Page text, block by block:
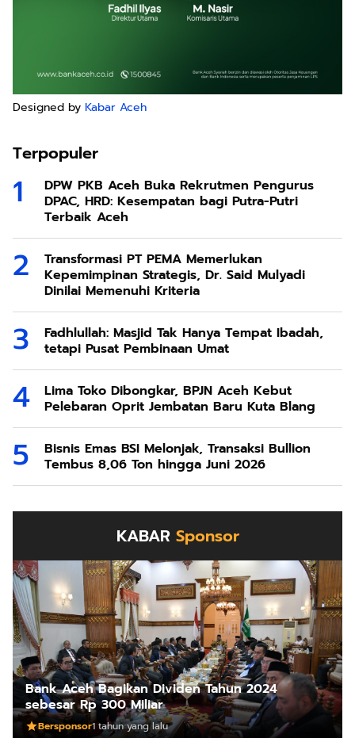
Designed by Kabar Aceh
Terpopuler
DPW PKB Aceh Buka Rekrutmen Pengurus
DPAC, HRD: Kesempatan bagi Putra-Putri
Terbaik Aceh
Transformasi PT PEMA Memerlukan
Kepemimpinan Strategis, Dr. Said Mulyadi
Dinilai Memenuhi Kriteria
Fadhlullah: Masjid Tak Hanya Tempat Ibadah,
tetapi Pusat Pembinaan Umat
Lima Toko Dibongkar, BPJN Aceh Kebut
Pelebaran Oprit Jembatan Baru Kuta Blang
Bisnis Emas BSI Melonjak, Transaksi Bullion
Tembus 8,06 Ton hingga Juni 2026
KABAR Sponsor
Bank Aceh Bagikan Dividen Tahun 2024
sebesar Rp 300 Miliar
Bersponsor1 tahun yang lalu